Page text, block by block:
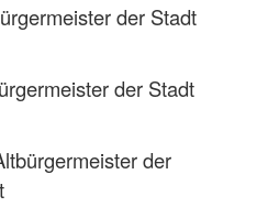
der Stadt
der Stadt
der